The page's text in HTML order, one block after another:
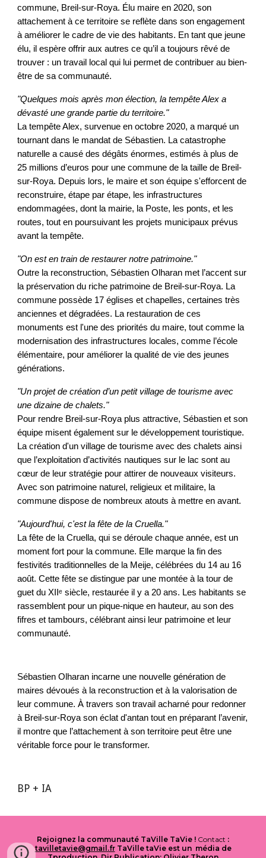
commune, Breil-sur-Roya. Élu maire en 2020, son
attachement à ce territoire se reflète dans son engagement
à améliorer le cadre de vie des habitants. En tant que jeune
élu, il espère offrir aux autres ce qu’il a toujours rêvé de
trouver : un travail local qui lui permet de contribuer au bien-
être de sa communauté.
"Quelques mois après mon élection, la tempête Alex a
dévasté une grande partie du territoire."
La tempête Alex, survenue en octobre 2020, a marqué un
tournant dans le mandat de Sébastien. La catastrophe
naturelle a causé des dégâts énormes, estimés à plus de
25 millions d’euros pour une commune de la taille de Breil-
sur-Roya. Depuis lors, le maire et son équipe s'efforcent de
reconstruire, étape par étape, les infrastructures
endommagées, dont la mairie, la Poste, les ponts, et les
routes, tout en poursuivant les projets municipaux prévus
avant la tempête.
"On est en train de restaurer notre patrimoine."
Outre la reconstruction, Sébastien Olharan met l’accent sur
la préservation du riche patrimoine de Breil-sur-Roya. La
commune possède 17 églises et chapelles, certaines très
anciennes et dégradées. La restauration de ces
monuments est l'une des priorités du maire, tout comme la
modernisation des infrastructures locales, comme l’école
élémentaire, pour améliorer la qualité de vie des jeunes
générations.
"Un projet de création d’un petit village de tourisme avec
une dizaine de chalets."
Pour rendre Breil-sur-Roya plus attractive, Sébastien et son
équipe misent également sur le développement touristique.
La création d'un village de tourisme avec des chalets ainsi
que l’exploitation d’activités nautiques sur le lac sont au
cœur de leur stratégie pour attirer de nouveaux visiteurs.
Avec son patrimoine naturel, religieux et militaire, la
commune dispose de nombreux atouts à mettre en avant.
"Aujourd'hui, c'est la fête de la Cruella."
La fête de la Cruella, qui se déroule chaque année, est un
moment fort pour la commune. Elle marque la fin des
festivités traditionnelles de la Meije, célébrées du 14 au 16
août. Cette fête se distingue par une montée à la tour de
guet du XIIᵉ siècle, restaurée il y a 20 ans. Les habitants se
rassemblent pour un pique-nique en hauteur, au son des
fifres et tambours, célébrant ainsi leur patrimoine et leur
communauté.
Sébastien Olharan incarne une nouvelle génération de
maires dévoués à la reconstruction et à la valorisation de
leur commune. À travers son travail acharné pour redonner
à Breil-sur-Roya son éclat d'antan tout en préparant l’avenir,
il montre que l’attachement à son territoire peut être une
véritable force pour le transformer.
BP + IA
Rejoignez la communauté TaVille TaVie ! Contact :
tavilletavie@gmail.frTaVille taVie est un média de